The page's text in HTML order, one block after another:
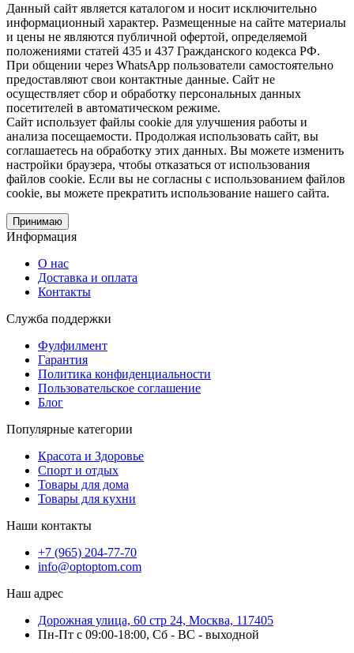
Данный сайт является каталогом и носит исключительно
информационный характер. Размещенные на сайте материалы
и цены не являются публичной офертой, определяемой
положениями статей 435 и 437 Гражданского кодекса РФ.
При общении через WhatsApp пользователи самостоятельно
предоставляют свои контактные данные. Сайт не
осуществляет сбор и обработку персональных данных
посетителей в автоматическом режиме.
Сайт использует файлы cookie для улучшения работы и
анализа посещаемости. Продолжая использовать сайт, вы
соглашаетесь на обработку этих данных. Вы можете изменить
настройки браузера, чтобы отказаться от использования
файлов cookie. Если вы не согласны с использованием файлов
cookie, вы можете прекратить использование нашего сайта.
Принимаю
Информация
О нас
Доставка и оплата
Контакты
Служба поддержки
Фулфилмент
Гарантия
Политика конфиденциальности
Пользовательское соглашение
Блог
Популярные категории
Красота и Здоровье
Спорт и отдых
Товары для дома
Товары для кухни
Наши контакты
+7 (965) 204-77-70
info@optoptom.com
Наш адрес
Дорожная улица, 60 стр 24, Москва, 117405
Пн-Пт с 09:00-18:00, Сб - ВС - выходной